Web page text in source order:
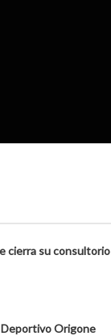
cierra su consultorio
Origone